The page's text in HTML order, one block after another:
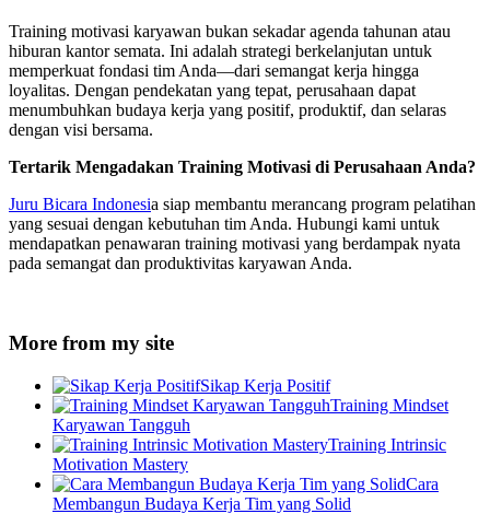
Training motivasi karyawan bukan sekadar agenda tahunan atau
hiburan kantor semata. Ini adalah strategi berkelanjutan untuk
memperkuat fondasi tim Anda—dari semangat kerja hingga
loyalitas. Dengan pendekatan yang tepat, perusahaan dapat
menumbuhkan budaya kerja yang positif, produktif, dan selaras
dengan visi bersama.
Tertarik Mengadakan Training Motivasi di Perusahaan Anda?
Juru Bicara Indonesia siap membantu merancang program pelatihan
yang sesuai dengan kebutuhan tim Anda. Hubungi kami untuk
mendapatkan penawaran training motivasi yang berdampak nyata
pada semangat dan produktivitas karyawan Anda.
More from my site
Sikap Kerja Positif
Training Mindset
Karyawan Tangguh
Training Intrinsic
Motivation Mastery
Cara
Membangun Budaya Kerja Tim yang Solid